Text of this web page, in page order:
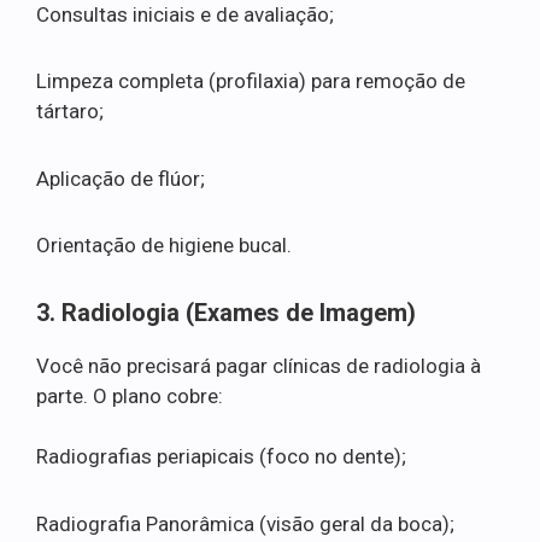
Consultas iniciais e de avaliação;
Limpeza completa (profilaxia) para remoção de
tártaro;
Aplicação de flúor;
Orientação de higiene bucal.
3. Radiologia (Exames de Imagem)
Você não precisará pagar clínicas de radiologia à
parte. O plano cobre:
Radiografias periapicais (foco no dente);
Radiografia Panorâmica (visão geral da boca);